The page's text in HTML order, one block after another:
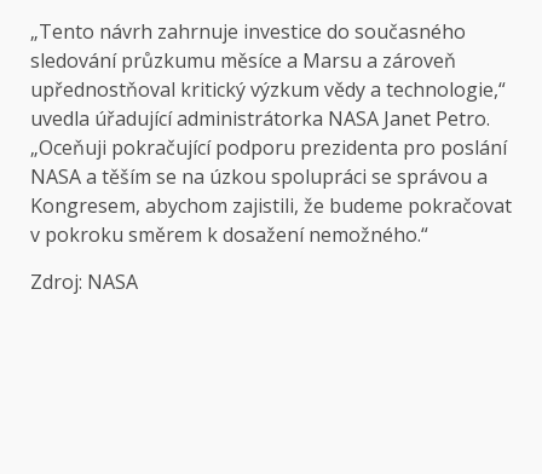
„Tento návrh zahrnuje investice do současného
sledování průzkumu měsíce a Marsu a zároveň
upřednostňoval kritický výzkum vědy a technologie,“
uvedla úřadující administrátorka NASA Janet Petro.
„Oceňuji pokračující podporu prezidenta pro poslání
NASA a těším se na úzkou spolupráci se správou a
Kongresem, abychom zajistili, že budeme pokračovat
v pokroku směrem k dosažení nemožného.“
Zdroj: NASA